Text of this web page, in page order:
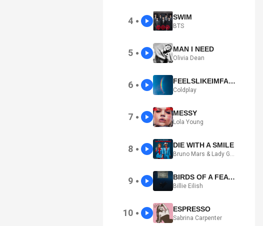
4 ● SWIM
BTS
5 ● MAN I NEED
Olivia Dean
6 ● FEELSLIKEIMFALLINGINLOVE
Coldplay
7 ● MESSY
Lola Young
8 ● DIE WITH A SMILE
Bruno Mars & Lady Gaga
9 ● BIRDS OF A FEATHER
Billie Eilish
10 ● ESPRESSO
Sabrina Carpenter